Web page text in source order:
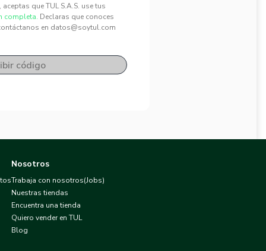
que TUL S.A.S. use tus
completa. Declaras que conoces
en datos@soytul.com
código
Nosotros
Trabaja con nosotros(Jobs)
Nuestras tiendas
Encuentra una tienda
Quiero vender en TUL
Blog